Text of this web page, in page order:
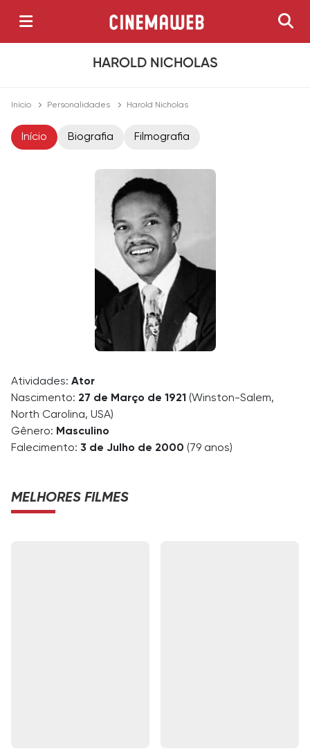
HAROLD NICHOLAS
Início Personalidades Harold Nicholas
Início Biografia Filmografia
Atividades: Ator
Nascimento: 27 de Março de 1921 (Winston-Salem,
North Carolina, USA)
Gênero: Masculino
Falecimento: 3 de Julho de 2000 (79 anos)
MELHORES FILMES